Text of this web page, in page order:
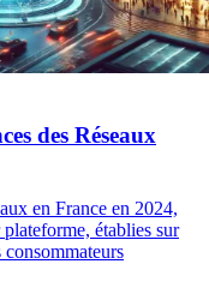
des Réseaux
en France en 2024,
établies sur
consommateurs